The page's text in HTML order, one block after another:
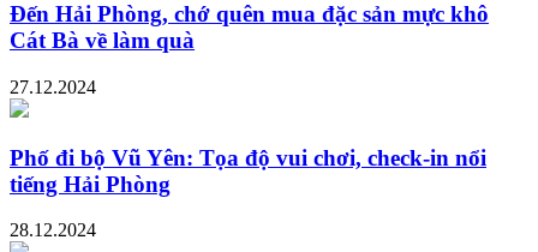
Đến Hải Phòng, chớ quên mua đặc sản mực khô
Cát Bà về làm quà
27.12.2024
Phố đi bộ Vũ Yên: Tọa độ vui chơi, check-in nổi
tiếng Hải Phòng
28.12.2024